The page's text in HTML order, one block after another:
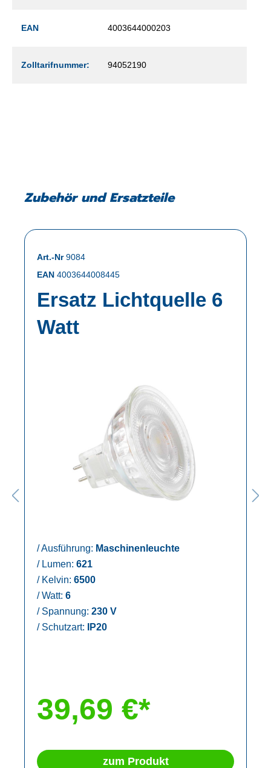
EAN 4003644000203
Zolltarifnummer: 94052190
Zubehör und Ersatzteile
Art.-Nr9084
EAN 4003644008445
Ersatz Lichtquelle 6
Watt
/Ausführung: Maschinenleuchte
/Lumen: 621
/Kelvin: 6500
/Watt: 6
/Spannung: 230 V
/Schutzart: IP20
39,69 €*
zum Produkt